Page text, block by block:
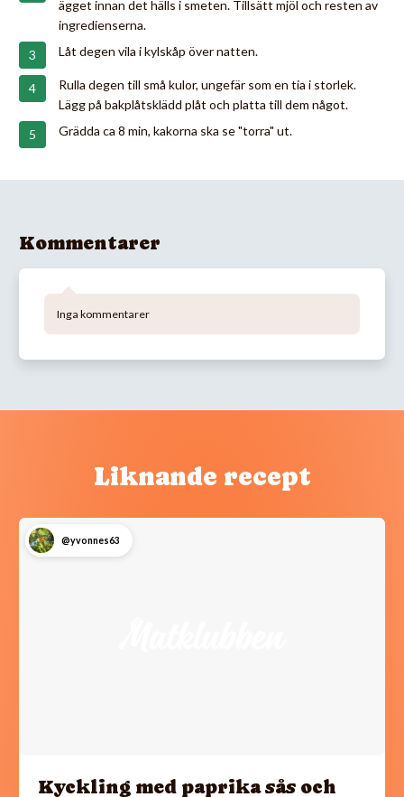
ägget innan det hälls i smeten. Tillsätt mjöl och resten av
ingredienserna.
Låt degen vila i kylskåp över natten.
Rulla degen till små kulor, ungefär som en tia i storlek.
Lägg på bakplåtsklädd plåt och platta till dem något.
Grädda ca 8 min, kakorna ska se "torra" ut.
Kommentarer
Inga kommentarer
Liknande recept
@yvonnes63
Kyckling med paprika sås och